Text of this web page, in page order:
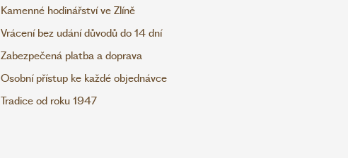
Kamenné hodinářství ve Zlíně
Vrácení bez udání důvodů do 14 dní
Zabezpečená platba a doprava
Osobní přístup ke každé objednávce
Tradice od roku 1947